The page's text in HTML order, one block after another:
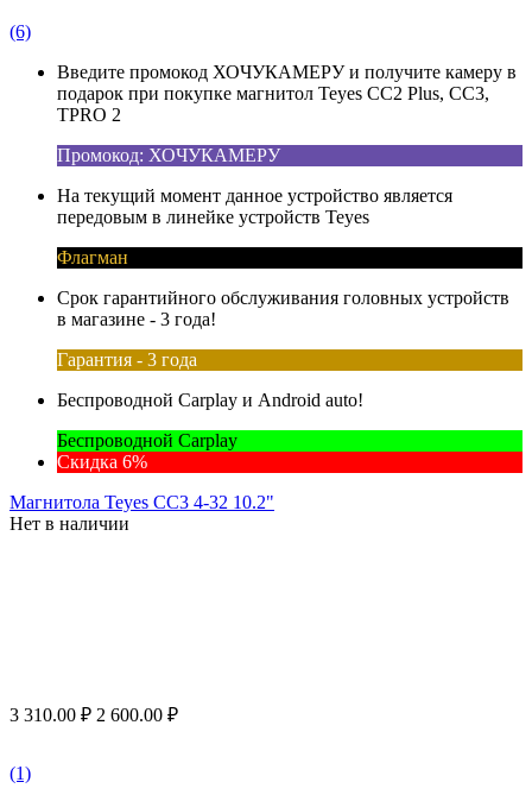
(6)
Введите промокод ХОЧУКАМЕРУ и получите камеру в
подарок при покупке магнитол Teyes CC2 Plus, CC3,
TPRO 2
Промокод: ХОЧУКАМЕРУ
На текущий момент данное устройство является
передовым в линейке устройств Teyes
Флагман
Срок гарантийного обслуживания головных устройств
в магазине - 3 года!
Гарантия - 3 года
Беспроводной Carplay и Android auto!
Беспроводной Carplay
Скидка 6%
Магнитола Teyes CC3 4-32 10.2"
Нет в наличии
3 310.00 ₽ 2 600.00 ₽
(1)